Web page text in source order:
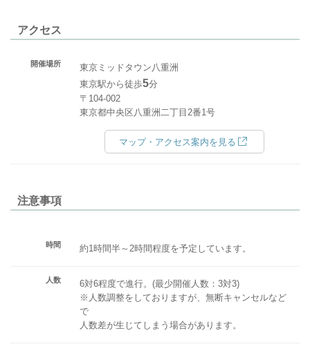
アクセス
開催場所
東京ミッドタウン八重洲
東京駅から徒歩5分
〒104-002
東京都中央区八重洲二丁目2番1号
マップ・アクセス案内を見る
注意事項
時間 約1時間半～2時間程度を予定しています。
人数
6対6程度で進行。(最少開催人数：3対3)
※人数調整をしておりますが、無断キャンセルなど
で
人数差が生じてしまう場合があります。